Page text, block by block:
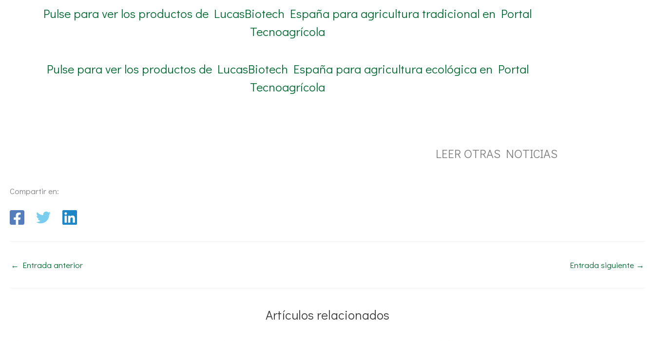
Pulse para ver los productos de LucasBiotech España para agricultura tradicional en Portal
Tecnoagrícola
Pulse para ver los productos de LucasBiotech España para agricultura ecológica en Portal
Tecnoagrícola
LEER OTRAS NOTICIAS
Compartir en:
← Entrada anterior Entrada siguiente →
Artículos relacionados